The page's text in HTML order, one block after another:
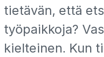
tietävän, että
työpaikkoja?
kielteinen. Kun